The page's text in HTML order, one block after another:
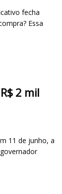
fecha
Essa
2 mil
11 de junho, a